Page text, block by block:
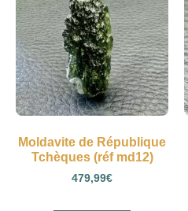
Moldavite de République
Tchèques (réf md12)
479,99€